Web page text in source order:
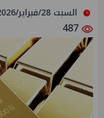
السبت 28/فبراير/2026 - 09:35 ص